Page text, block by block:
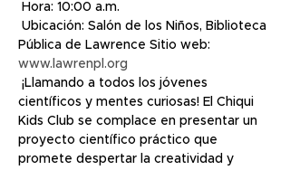
Hora: 10:00 a.m.
Pública de Lawrence Sitio web:
www.lawrenpl.org
científicos y mentes curiosas! El Chiqui
Kids Club se complace en presentar un
proyecto científico práctico que
promete despertar la creatividad y